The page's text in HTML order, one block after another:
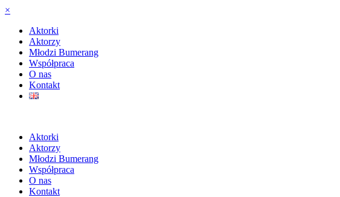
×
Aktorki
Aktorzy
Młodzi Bumerang
Współpraca
O nas
Kontakt
Aktorki
Aktorzy
Młodzi Bumerang
Współpraca
O nas
Kontakt